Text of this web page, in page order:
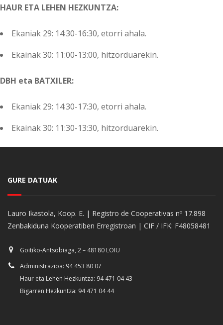
HAUR ETA LEHEN HEZKUNTZA:
Ekaniak 29: 14:30-16:30, etorri ahala.
Ekainak 30: 11:00-13:00, hitzorduarekin.
DBH eta BATXILER:
Ekaniak 29: 14:30-17:30, etorri ahala.
Ekainak 30: 11:30-13:30, hitzorduarekin.
GURE DATUAK
Lauro Ikastola, Koop. E. | Registro de Cooperativas nº 17.898
Zenbakiduna Kooperatiben Erregistroan | CIF / IFK: F48058481
Goitiko-Antsobiaga, 2 – 48180 LOIU
Administrazioa: 94 453 80 07
Haur eta Lehen Hezkuntza: 94 471 04 43
Bigarren Hezkuntza: 94 471 04 44